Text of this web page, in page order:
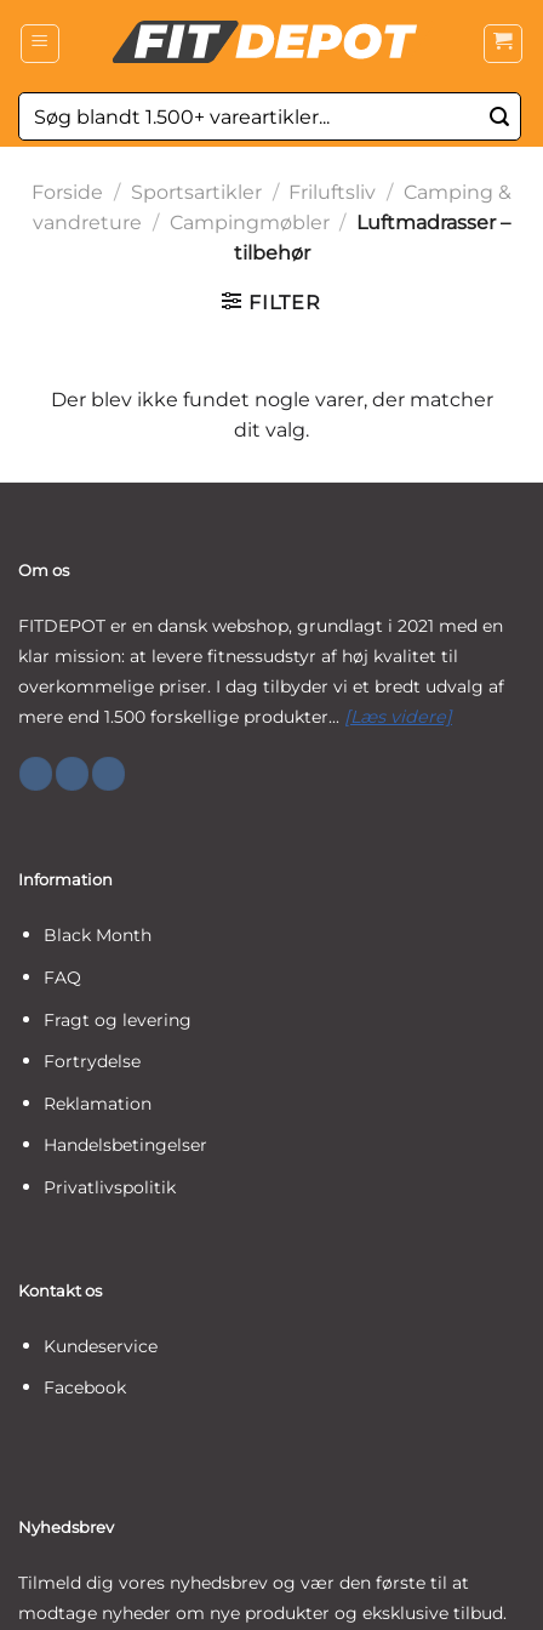
Søg
efter:
Forside / Sportsartikler / Friluftsliv / Camping &
vandreture / Campingmøbler / Luftmadrasser –
tilbehør
FILTER
Der blev ikke fundet nogle varer, der matcher
dit valg.
Om os
FITDEPOT er en dansk webshop, grundlagt i 2021 med en
klar mission: at levere fitnessudstyr af høj kvalitet til
overkommelige priser. I dag tilbyder vi et bredt udvalg af
mere end 1.500 forskellige produkter... [Læs videre]
Information
Black Month
FAQ
Fragt og levering
Fortrydelse
Reklamation
Handelsbetingelser
Privatlivspolitik
Kontakt os
Kundeservice
Facebook
Nyhedsbrev
Tilmeld dig vores nyhedsbrev og vær den første til at
modtage nyheder om nye produkter og eksklusive tilbud.